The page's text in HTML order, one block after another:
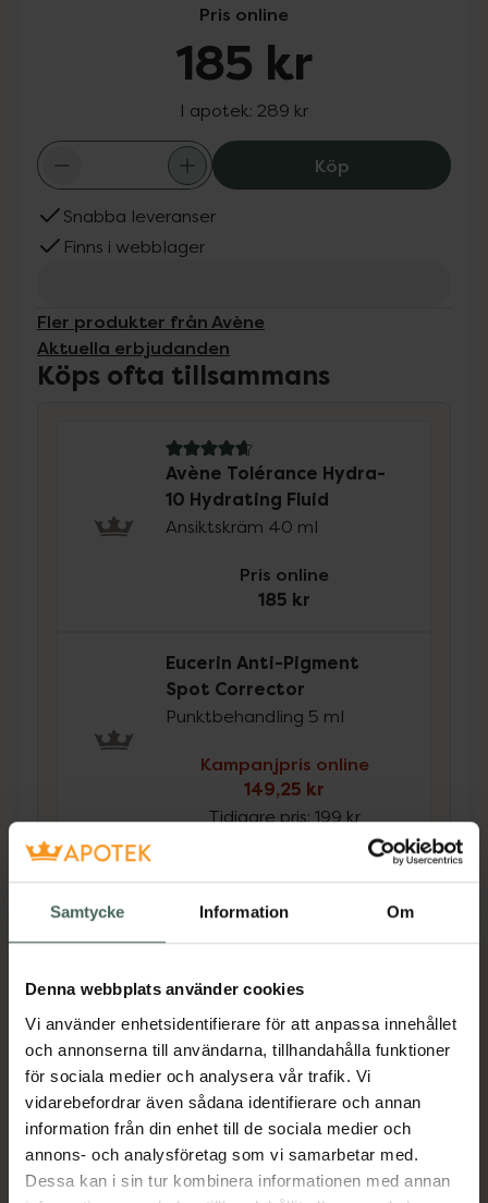
Samtycke Information Om
Denna webbplats använder cookies
Vi använder enhetsidentifierare för att anpassa innehållet
och annonserna till användarna, tillhandahålla funktioner
för sociala medier och analysera vår trafik. Vi
vidarebefordrar även sådana identifierare och annan
information från din enhet till de sociala medier och
annons- och analysföretag som vi samarbetar med.
Dessa kan i sin tur kombinera informationen med annan
Pris online
185 kr
I apotek: 289 kr
KöpAvène
Snabba leveranser
Finns i webblager
Fler produkter från Avène
Aktuella erbjudanden
Köps ofta tillsammans
4.9 av 5 i omdöme
Avène Tolérance Hydra-
10 Hydrating Fluid
Ansiktskräm 40 ml
Pris online
185 kr
Eucerin Anti-Pigment
Spot Corrector
Punktbehandling 5 ml
Kampanjpris online
149,25 kr
Tidigare pris:199 kr
Köp båda för
Beskrivning
Djupt återfuktande ansiktskräm för
normal/kombinerad hud, samt känslig hud.
Passar bra för uttorkad hud som känns stram
och osmidig. Anpassad för spädbarn, barn och
vuxna. Ger återfuktning tack vare bl.a. naturlig
hyaluronsyra och glycerin. Skyddar den